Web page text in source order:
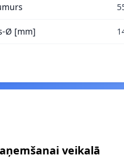
Ø [mm]
veikalā